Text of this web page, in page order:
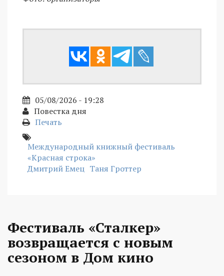
05/08/2026 - 19:28
Повестка дня
Печать
Международный книжный фестиваль
«Красная строка»
Дмитрий Емец Таня Гроттер
Фестиваль «Сталкер»
возвращается с новым
сезоном в Дом кино